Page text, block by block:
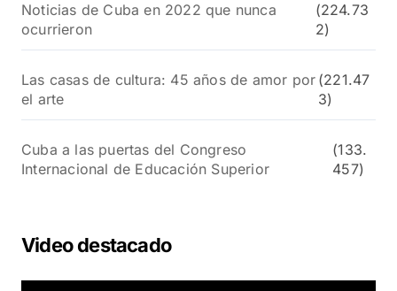
Noticias de Cuba en 2022 que nunca
ocurrieron
(224.73
2)
Las casas de cultura: 45 años de amor por
el arte
(221.47
3)
Cuba a las puertas del Congreso
Internacional de Educación Superior
(133.
457)
Video destacado